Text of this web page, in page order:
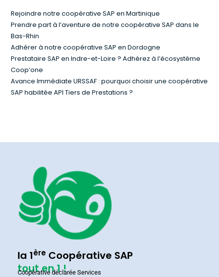
Rejoindre notre coopérative SAP en Martinique
Prendre part à l’aventure de notre coopérative SAP dans le
Bas-Rhin
Adhérer à notre coopérative SAP en Dordogne
Prestataire SAP en Indre-et-Loire ? Adhérez à l’écosystème
Coop’one
Avance Immédiate URSSAF : pourquoi choisir une coopérative
SAP habilitée API Tiers de Prestations ?
la 1ère Coopérative SAP
tout en 1 !
Coopérative déclarée Services